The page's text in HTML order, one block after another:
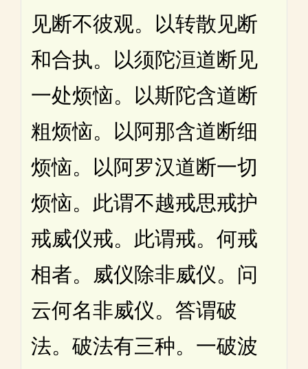
见断不彼观。以转散见断
和合执。以须陀洹道断见
一处烦恼。以斯陀含道断
粗烦恼。以阿那含道断细
烦恼。以阿罗汉道断一切
烦恼。此谓不越戒思戒护
戒威仪戒。此谓戒。何戒
相者。威仪除非威仪。问
云何名非威仪。答谓破
法。破法有三种。一破波